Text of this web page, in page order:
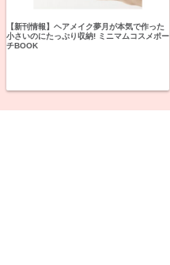
【新刊情報】ヘアメイク夢月が本気で作った
小さいのにたっぷり収納! ミニマムコスメポー
チBOOK